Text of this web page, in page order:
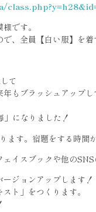
です。
、全員【白い服】を着
て
もブラッシュアップ
になりました！
ます。宿題をする時
イスブックや他のSNS
ジョンアップします！
ト」をつくります。